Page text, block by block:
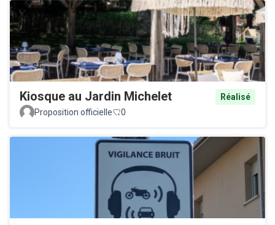
Kiosque au Jardin Michelet
Réalisé
Proposition officielle
0